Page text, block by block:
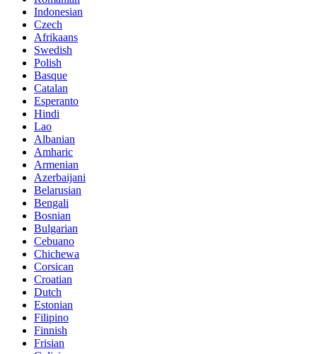
Indonesian
Czech
Afrikaans
Swedish
Polish
Basque
Catalan
Esperanto
Hindi
Lao
Albanian
Amharic
Armenian
Azerbaijani
Belarusian
Bengali
Bosnian
Bulgarian
Cebuano
Chichewa
Corsican
Croatian
Dutch
Estonian
Filipino
Finnish
Frisian